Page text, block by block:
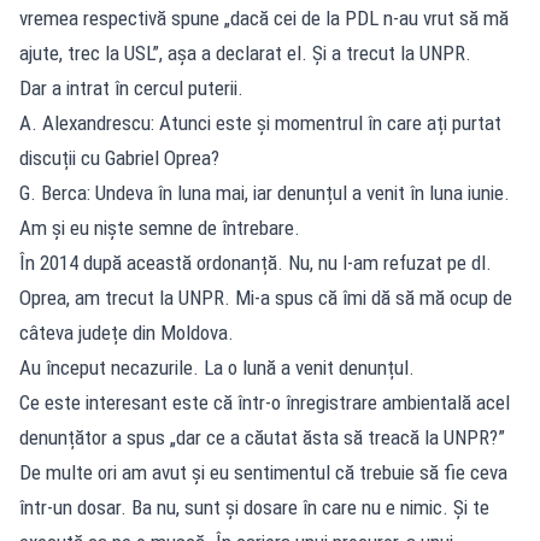
vremea respectivă spune „dacă cei de la PDL n-au vrut să mă
ajute, trec la USL”, așa a declarat el. Și a trecut la UNPR.
Dar a intrat în cercul puterii.
A. Alexandrescu: Atunci este și momentrul în care ați purtat
discuții cu Gabriel Oprea?
G. Berca: Undeva în luna mai, iar denunțul a venit în luna iunie.
Am și eu niște semne de întrebare.
În 2014 după această ordonanță. Nu, nu l-am refuzat pe dl.
Oprea, am trecut la UNPR. Mi-a spus că îmi dă să mă ocup de
câteva județe din Moldova.
Au început necazurile. La o lună a venit denunțul.
Ce este interesant este că într-o înregistrare ambientală acel
denunțător a spus „dar ce a căutat ăsta să treacă la UNPR?”
De multe ori am avut și eu sentimentul că trebuie să fie ceva
într-un dosar. Ba nu, sunt și dosare în care nu e nimic. Și te